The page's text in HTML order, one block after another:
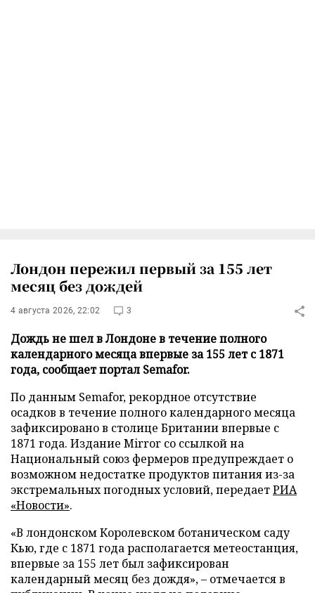
Лондон пережил первый за 155 лет
месяц без дождей
4 августа 2026, 22:02 3
Дождь не шел в Лондоне в течение полного
календарного месяца впервые за 155 лет с 1871
года, сообщает портал Semafor.
По данным Semafor, рекордное отсутствие
осадков в течение полного календарного месяца
зафиксировано в столице Британии впервые с
1871 года. Издание Mirror со ссылкой на
Национальный союз фермеров предупреждает о
возможном недостатке продуктов питания из-за
экстремальных погодных условий, передаетРИА
«Новости».
«В лондонском Королевском ботаническом саду
Кью, где с 1871 года располагается метеостанция,
впервые за 155 лет был зафиксирован
календарный месяц без дождя», – отмечается в